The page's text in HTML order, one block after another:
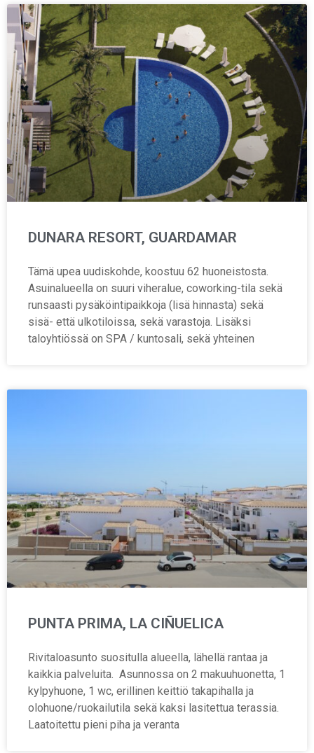
DUNARA RESORT, GUARDAMAR
Tämä upea uudiskohde, koostuu 62 huoneistosta.
Asuinalueella on suuri viheralue, coworking-tila sekä
runsaasti pysäköintipaikkoja (lisä hinnasta) sekä
sisä- että ulkotiloissa, sekä varastoja. Lisäksi
taloyhtiössä on SPA / kuntosali, sekä yhteinen
PUNTA PRIMA, LA CIÑUELICA
Rivitaloasunto suositulla alueella, lähellä rantaa ja
kaikkia palveluita. Asunnossa on 2 makuuhuonetta, 1
kylpyhuone, 1 wc, erillinen keittiö takapihalla ja
olohuone/ruokailutila sekä kaksi lasitettua terassia.
Laatoitettu pieni piha ja veranta